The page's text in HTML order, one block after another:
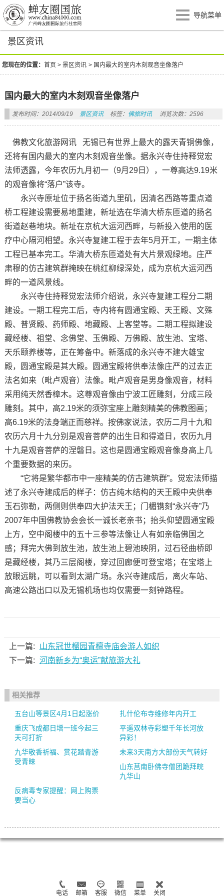
导航菜单
景区资讯
您现在的位置：首页 >景区资讯 > 国内最大的室内木刻观音坐像落户
国内最大的室内木刻观音坐像落户
发布时间：2014/09/19 景区资讯 标签： 佛旅时讯 浏览次数：2596
佛教文化旅游网讯 无锡已有世界上最大的露天青铜佛像，
还将有国内最大的室内木刻观音坐像。据永兴寺住持释觉宏
法师透露，今年农历九月初一（9月29日），一尊高达9.19米
的观音像将“落户”该寺。
永兴寺原址位于扬名街道九里矶，因清名西路等重点道
桥工程建设需要易地重建，新址选在华清大桥东匝道的扬名
街道赵巷地块。新址在京杭大运河西畔，与新投入使用的医
疗中心隔河相望。永兴寺复建工程于去年5月开工，一期主体
工程已基本完工。华清大桥东匝道处有大片景观绿地。庄严
肃穆的仿古建筑群掩映在桃红柳绿深处，成为京杭大运河西
畔的一道风景线。
永兴寺住持释觉宏法师介绍说，永兴寺复建工程分二期
建设。一期工程完工后，寺内将有圆通宝殿、天王殿、文殊
殿、普贤殿、药师殿、地藏殿、上客堂等。二期工程拟建设
藏经楼、祖堂、念佛堂、玉佛殿、万佛殿、放生池、宝塔、
天乐颐养楼等，正在筹备中。新落成的永兴寺不建大雄宝
殿，圆通宝殿是其大殿。圆通宝殿将供奉法像庄严的过去正
法名如来（毗卢观音）法像。毗卢观音是男身像观音，材料
采用纯天然香樟木。这尊观音像由宁波工匠雕刻，分成三段
雕刻。其中，高2.19米的须弥宝座上雕刻精美的佛教图画；
高6.19米的法身端正而慈祥。按佛家说法，农历二月十九和
农历六月十九分别是观音菩萨的出生日和得道日，农历九月
十九是观音菩萨的涅磐日。这也是圆通宝殿观音像身高上几
个重要数据的来历。
“它将是繁华都市中一座精美的仿古建筑群”。觉宏法师描
述了永兴寺建成后的样子：仿古纯木结构的天王殿中央供奉
玉石弥勒，两侧则供奉四大护法天王；门楣镌刻“永兴寺”乃
2007年中国佛教协会会长一诚长老亲书；抬头仰望圆通宝殿
上方，空中阁楼中的五十三参等法像让人有如亲临佛国之
感；拜完大佛到放生池，放生池上碧池映阴，过石径曲桥即
是藏经楼，其乃三层阁楼，穿过回廊便可登宝塔；在宝塔上
放眼远眺，可以看到太湖广场。永兴寺建成后，离火车站、
高速公路出口以及无锡机场也均仅需要一刻钟路程。
上一篇:
山东冠世榴园青檀寺庙会游人如织
下一篇: 河南新乡为“奥运”献旅游大礼
相关推荐
五台山等景区4月1日起涨价
扎什伦布寺维修年内开工
重庆飞成都日增一班今起三
天可打折
平遥双林寺彩塑千年长河放
异彩！
九华敬香祈福、赏花踏青游
受青睐
未来3天南方大部份天气转好
山东莒南卧佛寺僧团跪拜皖
九华山
反病毒专家提醒：网上购票
要当心
电话 邮箱 客服 微信 菜单 关闭